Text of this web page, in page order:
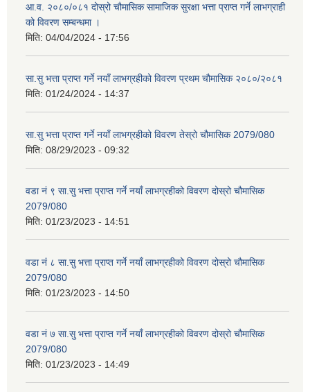
आ.व. २०८०/०८१ दोस्रो चौमासिक सामाजिक सुरक्षा भत्ता प्राप्त गर्ने लाभग्राही
को विवरण सम्बन्धमा ।
मिति: 04/04/2024 - 17:56
सा.सु भत्ता प्राप्त गर्ने नयाँ लाभग्रहीको विवरण प्रथम चौमासिक २०८०/२०८१
मिति: 01/24/2024 - 14:37
सा.सु भत्ता प्राप्त गर्ने नयाँ लाभग्रहीको विवरण तेस्रो चौमासिक 2079/080
मिति: 08/29/2023 - 09:32
वडा नं ९ सा.सु भत्ता प्राप्त गर्ने नयाँ लाभग्रहीको विवरण दोस्रो चौमासिक
2079/080
मिति: 01/23/2023 - 14:51
वडा नं ८ सा.सु भत्ता प्राप्त गर्ने नयाँ लाभग्रहीको विवरण दोस्रो चौमासिक
2079/080
मिति: 01/23/2023 - 14:50
वडा नं ७ सा.सु भत्ता प्राप्त गर्ने नयाँ लाभग्रहीको विवरण दोस्रो चौमासिक
2079/080
मिति: 01/23/2023 - 14:49